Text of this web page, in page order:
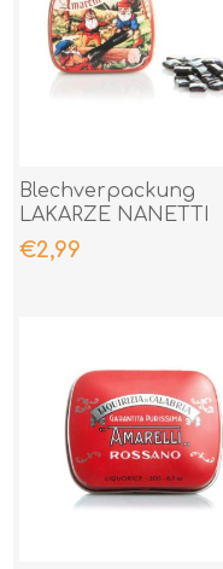
Blechverpackung
LAKARZE NANETTI
FAVETTE 20 GR
€2,99